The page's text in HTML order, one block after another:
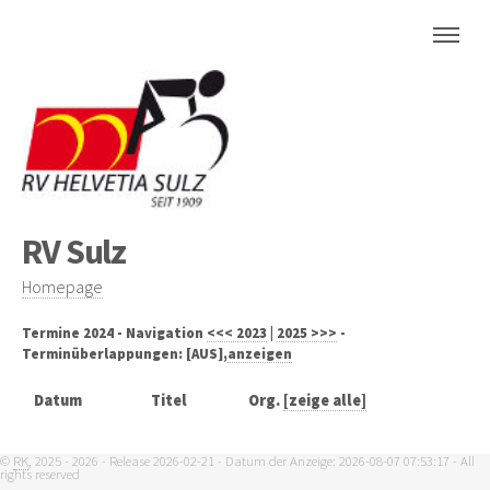
RV Sulz
Homepage
Termine 2024 - Navigation <<< 2023 2025 >>> -
Terminüberlappungen: [AUS],anzeigen
Datum Titel Org. [zeige alle]
© RK , 2025 - 2026 - Release 2026-02-21 - Datum der Anzeige: 2026-08-07 07:53:17 - All
rights reserved